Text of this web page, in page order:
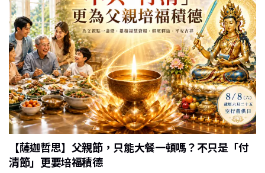
【薩迦哲思】父親節，只能大餐一頓嗎？不只是「付
清節」更要培福積德